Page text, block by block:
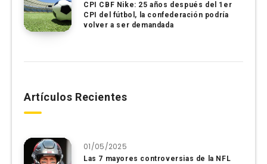
CPI CBF Nike: 25 años después del 1er
CPI del fútbol, ​​la confederación podría
volver a ser demandada
Artículos Recientes
01/05/2025
Las 7 mayores controversias de la NFL